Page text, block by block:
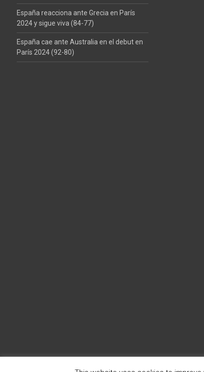
España reacciona ante Grecia en París
2024 y sigue viva (84-77)
España cae ante Australia en el debut en
París 2024 (92-80)